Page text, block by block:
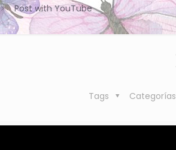
Post with YouTube
Categorías
Tags